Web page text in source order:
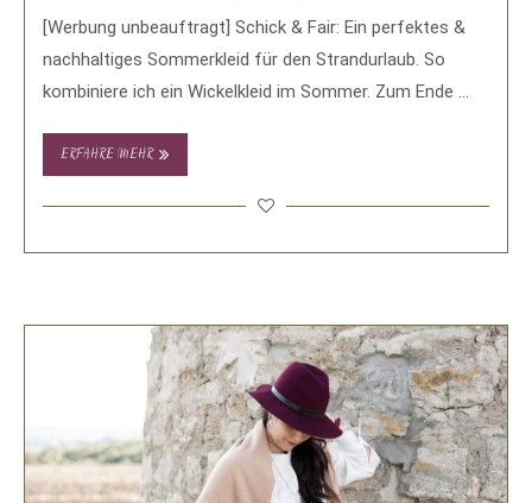
[Werbung unbeauftragt] Schick & Fair: Ein perfektes &
nachhaltiges Sommerkleid für den Strandurlaub. So
kombiniere ich ein Wickelkleid im Sommer. Zum Ende …
ERFAHRE MEHR